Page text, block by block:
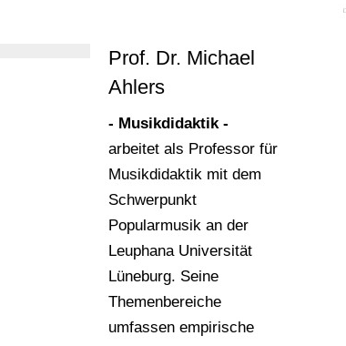
Prof. Dr. Michael
Ahlers
- Musikdidaktik -
arbeitet als Professor für
Musikdidaktik mit dem
Schwerpunkt
Popularmusik an der
Leuphana Universität
Lüneburg. Seine
Themenbereiche
umfassen empirische